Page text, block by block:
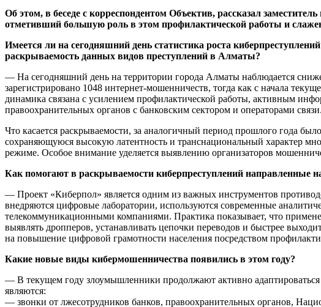
Об этом, в беседе с корреспондентом Объектив, рассказал
отметивший большую роль в этом профилактической работы и
Имеется ли на сегодняшний день статистика роста
раскрываемость данных видов преступлений в Алматы?
— На сегодняшний день на территории города Алматы наблюдается
зарегистрировано 1048 интернет-мошенничеств, тогда как с начала
динамика связана с усилением профилактической работы, активным
правоохранительных органов с банковским сектором и операторами связи.
Что касается раскрываемости, за аналогичный период прошлого года
сохраняющуюся высокую латентность и транснациональный характер
режиме. Особое внимание уделяется выявлению организаторов
Как помогают в раскрываемости киберпреступлений направленные
— Проект «Киберпол» является одним из важных инструментов
внедряются цифровые лаборатории, используются современные
телекоммуникационными компаниями. Практика показывает, что
выявлять дропперов, устанавливать цепочки переводов и быстрее
на повышение цифровой грамотности населения посредством
Какие новые виды кибермошенничества появились в этом году?
— В текущем году злоумышленники продолжают активно
являются:
— звонки от лжесотрудников банков, правоохранительных органов,